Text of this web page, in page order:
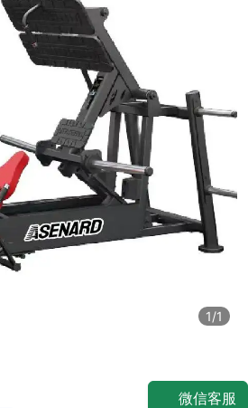
1/1
微信客服